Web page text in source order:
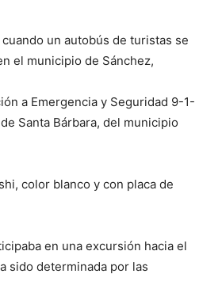
un autobús de turistas se
el municipio de Sánchez,
a Emergencia y Seguridad 9-1-
Santa Bárbara, del municipio
color blanco y con placa de
en una excursión hacia el
sido determinada por las